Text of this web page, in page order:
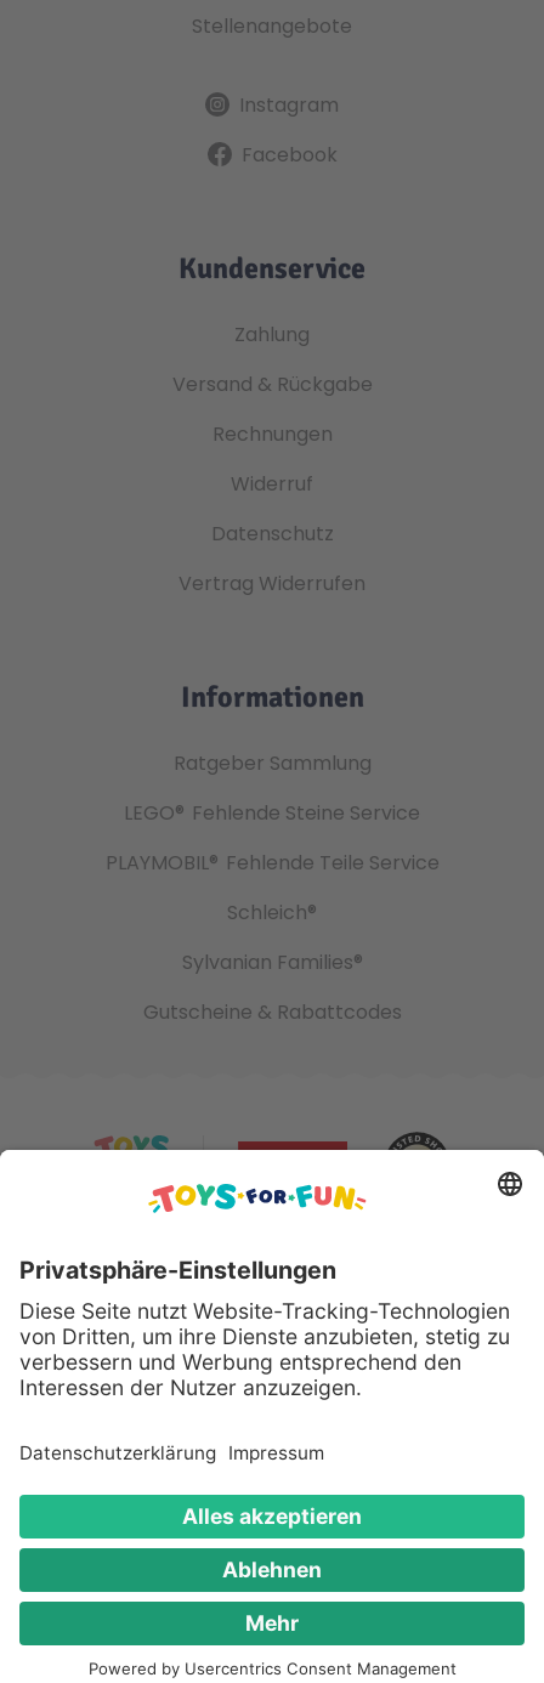
Stellenangebote
Instagram
Facebook
Kundenservice
Zahlung
Versand & Rückgabe
Rechnungen
Widerruf
Datenschutz
Vertrag Widerrufen
Informationen
Ratgeber Sammlung
LEGO® Fehlende Steine Service
PLAYMOBIL® Fehlende Teile Service
Schleich®
Sylvanian Families®
Gutscheine & Rabattcodes
Sicher bezahlen mit:
Alle genannten Produkte und Logos sind eingetragene
Warenzeichen der jeweiligen Hersteller.
Copyright © 2008 - 2026 Toys for Fun GmbH - Alle
Rechte vorbehalten